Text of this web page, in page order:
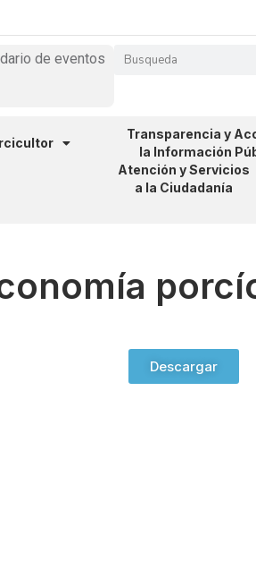
de eventos
Transparencia y
la Información
Atención y Servicios
a la Ciudadanía
Descargar